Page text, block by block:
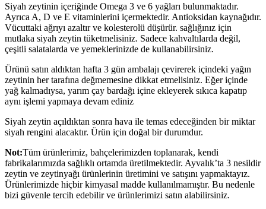
Siyah zeytinin içeriğinde Omega 3 ve 6 yağları bulunmaktadır.
Ayrıca A, D ve E vitaminlerini içermektedir. Antioksidan kaynağıdır.
Vücuttaki ağrıyı azaltır ve kolesterolü düşürür. sağlığınız için
mutlaka siyah zeytin tüketmelisiniz. Sadece kahvaltılarda değil,
çeşitli salatalarda ve yemeklerinizde de kullanabilirsiniz.
Ürünü satın aldıktan hafta 3 gün ambalajı çevirerek içindeki yağın
zeytinin her tarafına değmemesine dikkat etmelisiniz. Eğer içinde
yağ kalmadıysa, yarım çay bardağı içine ekleyerek sıkıca kapatıp
aynı işlemi yapmaya devam ediniz
Siyah zeytin açıldıktan sonra hava ile temas edeceğinden bir miktar
siyah rengini alacaktır. Ürün için doğal bir durumdur.
Not:Tüm ürünlerimiz, bahçelerimizden toplanarak, kendi
fabrikalarımızda sağlıklı ortamda üretilmektedir. Ayvalık’ta 3 nesildir
zeytin ve zeytinyağı ürünlerinin üretimini ve satışını yapmaktayız.
Ürünlerimizde hiçbir kimyasal madde kullanılmamıştır. Bu nedenle
bizi güvenle tercih edebilir ve ürünlerimizi satın alabilirsiniz.